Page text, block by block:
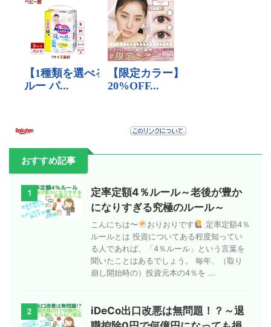
おすすめ記事
1
定率定額4％ルール～老後が豊か
になりすぎる究極のルール～
こんにちは〜 おりおりです
定率定額4％
ルールとは 投資についてある程度知ってい
る人であれば、「4％ルール」という言葉を
聞いたことはあるでしょう。 毎年、（取り
崩し開始時の）投資元本の4％を ...
2
iDeCo出口改悪は無問題！？～退